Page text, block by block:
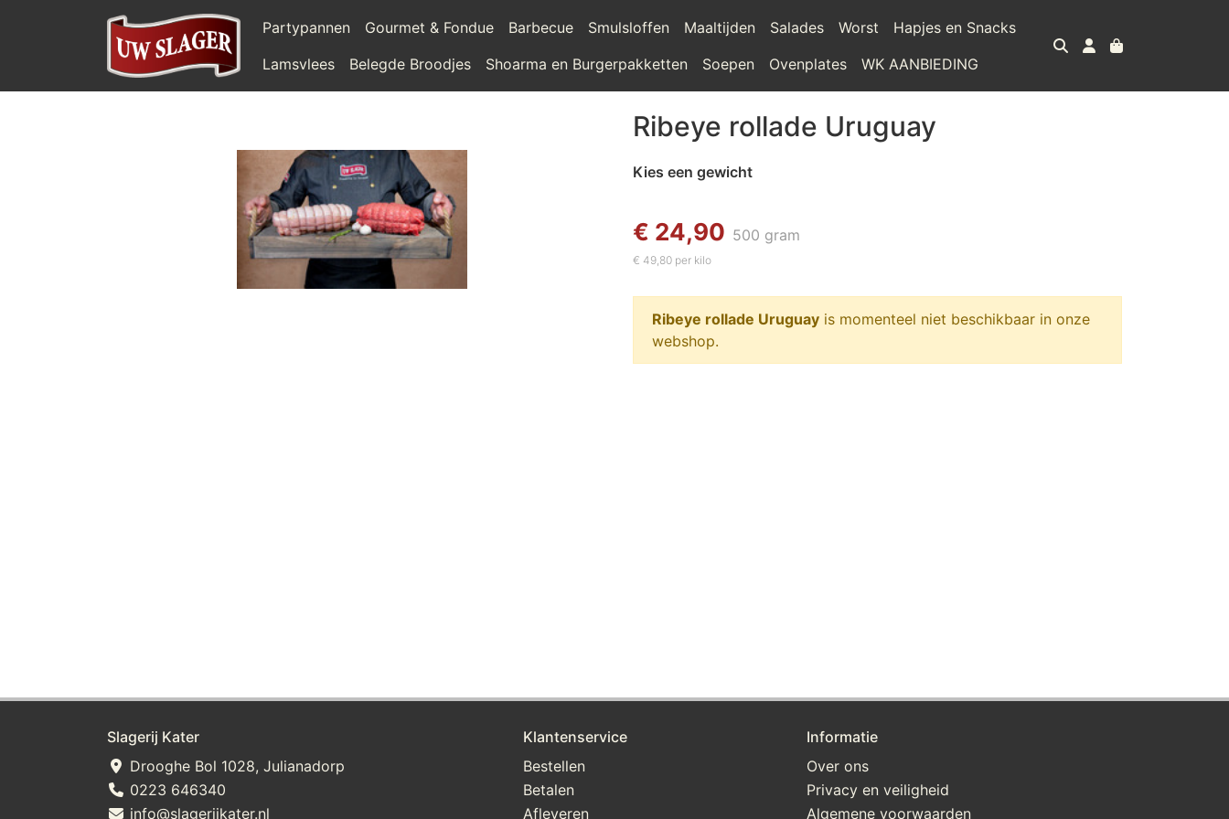
Partypannen Gourmet & Fondue Barbecue Smulsloffen Maaltijden Salades Worst
Hapjes en Snacks
Lamsvlees
Belegde Broodjes Shoarma en Burgerpakketten Soepen Ovenplates WK AANBIEDING
Ribeye rollade Uruguay
Kies een gewicht
€ 24,90 500 gram
€ 49,80 per kilo
Ribeye rollade Uruguay is momenteel niet beschikbaar in onze
webshop.
Slagerij Kater
Drooghe Bol 1028, Julianadorp
0223 646340
info@slagerijkater.nl
Klantenservice
Bestellen
Betalen
Afleveren
Informatie
Over ons
Privacy en veiligheid
Algemene voorwaarden